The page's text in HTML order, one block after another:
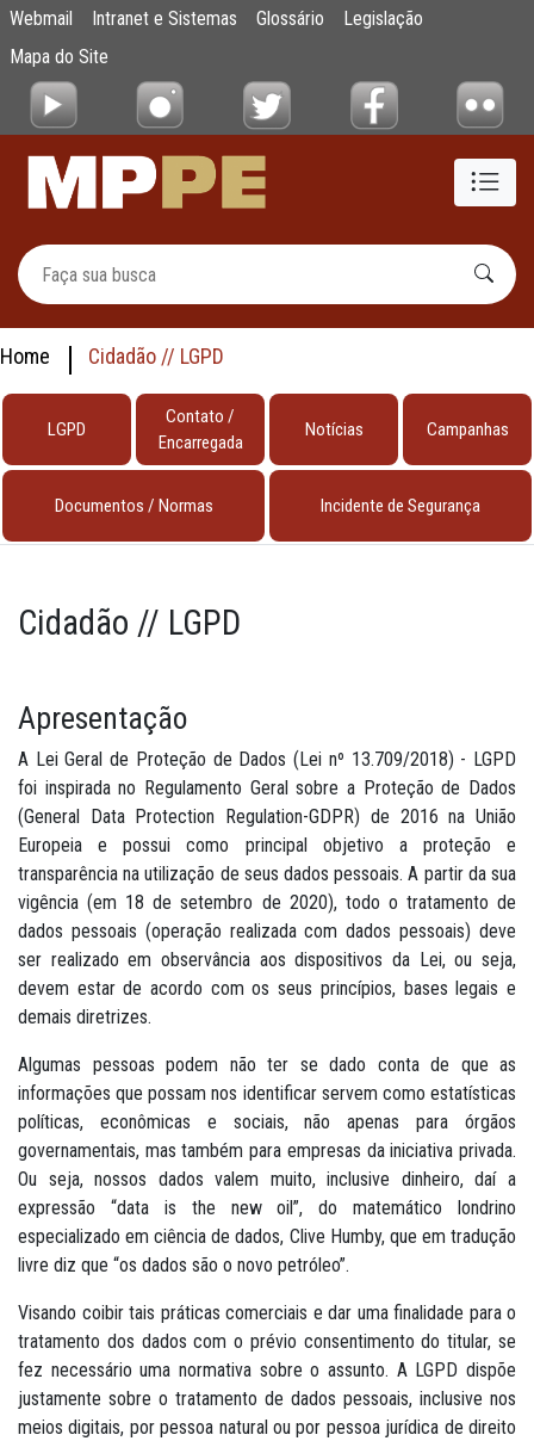
Pular para o Conteúdo principal
testes
Webmail Intranet e Sistemas Glossário
Legislação
Mapa do Site
Home Cidadão // LGPD
LGPD
Contato /
Encarregada
Notícias Campanhas
Documentos / Normas Incidente de Segurança
Cidadão // LGPD
Apresentação
A Lei Geral de Proteção de Dados (Lei nº 13.709/2018) - LGPD
foi inspirada no Regulamento Geral sobre a Proteção de Dados
(General Data Protection Regulation-GDPR) de 2016 na União
Europeia e possui como principal objetivo a proteção e
transparência na utilização de seus dados pessoais. A partir da sua
vigência (em 18 de setembro de 2020), todo o tratamento de
dados pessoais (operação realizada com dados pessoais) deve
ser realizado em observância aos dispositivos da Lei, ou seja,
devem estar de acordo com os seus princípios, bases legais e
demais diretrizes.
Algumas pessoas podem não ter se dado conta de que as
informações que possam nos identificar servem como estatísticas
políticas, econômicas e sociais, não apenas para órgãos
governamentais, mas também para empresas da iniciativa privada.
Ou seja, nossos dados valem muito, inclusive dinheiro, daí a
expressão “data is the new oil”, do matemático londrino
especializado em ciência de dados, Clive Humby, que em tradução
livre diz que “os dados são o novo petróleo”.
Visando coibir tais práticas comerciais e dar uma finalidade para o
tratamento dos dados com o prévio consentimento do titular, se
fez necessário uma normativa sobre o assunto. A LGPD dispõe
justamente sobre o tratamento de dados pessoais, inclusive nos
meios digitais, por pessoa natural ou por pessoa jurídica de direito